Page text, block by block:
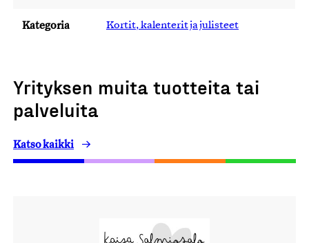
Kategoria Kortit, kalenterit ja julisteet
Yrityksen muita tuotteita tai
palveluita
Katso kaikki